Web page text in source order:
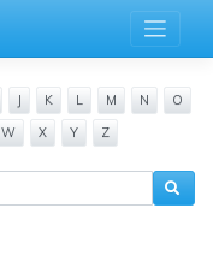
J K L M N
O
W X Y Z